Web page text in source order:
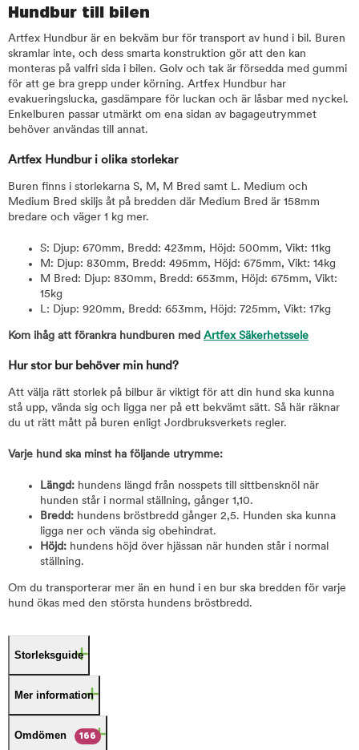
Hundbur till bilen
Artfex Hundbur är en bekväm bur för transport av hund i bil. Buren
skramlar inte, och dess smarta konstruktion gör att den kan
monteras på valfri sida i bilen. Golv och tak är försedda med gummi
för att ge bra grepp under körning. Artfex Hundbur har
evakueringslucka, gasdämpare för luckan och är låsbar med nyckel.
Enkelburen passar utmärkt om ena sidan av bagageutrymmet
behöver användas till annat.
Artfex Hundbur i olika storlekar
Buren finns i storlekarna S, M, M Bred samt L. Medium och
Medium Bred skiljs åt på bredden där Medium Bred är 158mm
bredare och väger 1 kg mer.
S: Djup: 670mm, Bredd: 423mm, Höjd: 500mm, Vikt: 11kg
M: Djup: 830mm, Bredd: 495mm, Höjd: 675mm, Vikt: 14kg
M Bred: Djup: 830mm, Bredd: 653mm, Höjd: 675mm, Vikt:
15kg
L: Djup: 920mm, Bredd: 653mm, Höjd: 725mm, Vikt: 17kg
Kom ihåg att förankra hundburen med Artfex Säkerhetssele
Hur stor bur behöver min hund?
Att välja rätt storlek på bilbur är viktigt för att din hund ska kunna
stå upp, vända sig och ligga ner på ett bekvämt sätt. Så här räknar
du ut rätt mått på buren enligt Jordbruksverkets regler.
Varje hund ska minst ha följande utrymme:
Längd: hundens längd från nosspets till sittbensknöl när
hunden står i normal ställning, gånger 1,10.
Bredd: hundens bröstbredd gånger 2,5. Hunden ska kunna
ligga ner och vända sig obehindrat.
Höjd: hundens höjd över hjässan när hunden står i normal
ställning.
Om du transporterar mer än en hund i en bur ska bredden för varje
hund ökas med den största hundens bröstbredd.
Storleksguide
Mer information
Omdömen 166